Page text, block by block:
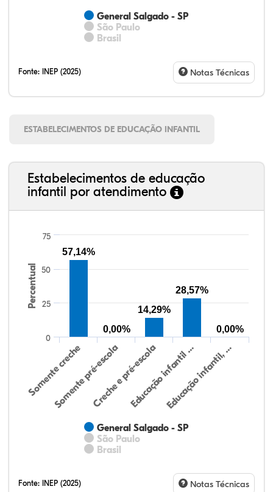
General Salgado - SP
São Paulo
Brasil
Fonte: INEP (2025) Notas Técnicas
ESTABELECIMENTOS DE EDUCAÇÃO INFANTIL
Estabelecimentos de educação
infantil por atendimento
Percentual
General Salgado - SP
São Paulo
Brasil
Somente creche
Somente pré-escolaCreche e pré-escolaEducação infantil …Educação infantil, …
0
25
50
75
57,14%
0,00%
14,29%
28,57%
0,00%
Fonte: INEP (2025) Notas Técnicas